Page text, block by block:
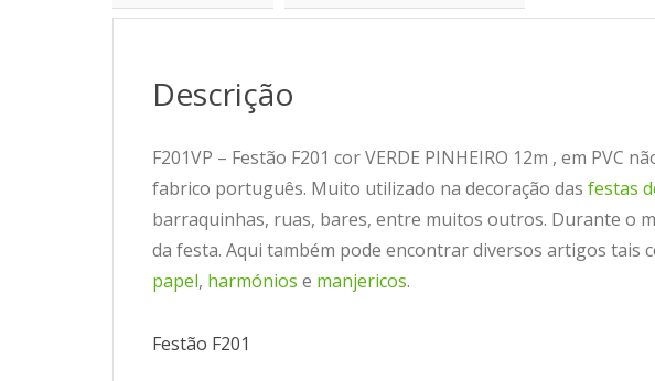
Descrição
F201VP – Festão F201 cor VERDE PINHEIRO 12m , em
fabrico português. Muito utilizado na decoração das festas
barraquinhas, ruas, bares, entre muitos outros. Durante o
da festa. Aqui também pode encontrar diversos artigos tais
papel, harmónios e manjericos.
Festão F201